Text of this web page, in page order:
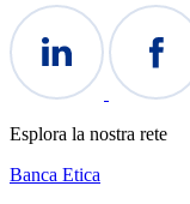
Esplora la nostra rete
Banca Etica